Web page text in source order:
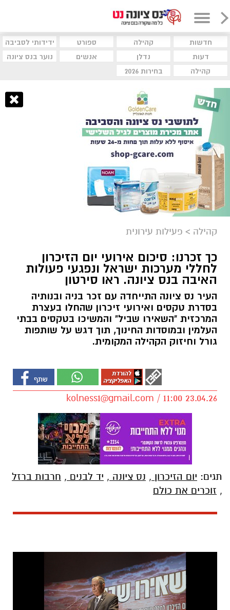
חדשות קהילה ספורט
ידידותי לסביבה
דעות
נדלן אנשים
נוער בנס ציונה
קהילה
בחירות 2026
קהילה > פעילות עירונית
כך זכרנו: סיכום אירועי יום הזיכרון
לחללי מערכות ישראל ונפגעי פעולות
האיבה בנס ציונה. ראו סירטון
העיר נס ציונה התייחדה עם זכר בניה ובנותיה
בסדרת טקסים ואירועי זיכרון שהחלו בעצרת
המרכזית "השאירו שביל" והמשיכו בטקסים בבתי
העלמין ובמוסדות החינוך, תוך דגש על שותפות
גורל וחיזוק הקהילה המקומית.
kolness1@gmail.com / 11:00 23.04.26
תגים: יום הזיכרון , נס ציונה , יד לבנים , חרבות ברזל
, זוכרים את כולם